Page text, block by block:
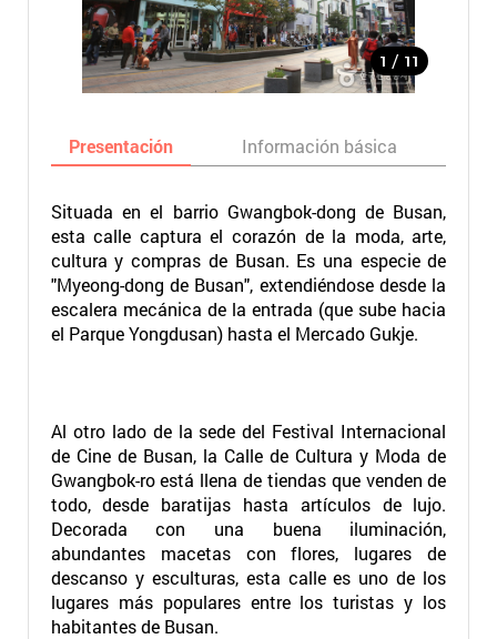
1 / 11
Presentación Información básica
Situada en el barrio Gwangbok-dong de Busan,
esta calle captura el corazón de la moda, arte,
cultura y compras de Busan. Es una especie de
"Myeong-dong de Busan", extendiéndose desde la
escalera mecánica de la entrada (que sube hacia
el Parque Yongdusan) hasta el Mercado Gukje.
Al otro lado de la sede del Festival Internacional
de Cine de Busan, la Calle de Cultura y Moda de
Gwangbok-ro está llena de tiendas que venden de
todo, desde baratijas hasta artículos de lujo.
Decorada con una buena iluminación,
abundantes macetas con flores, lugares de
descanso y esculturas, esta calle es uno de los
lugares más populares entre los turistas y los
habitantes de Busan.